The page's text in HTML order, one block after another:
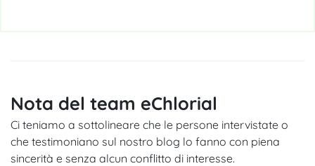
Nota del team eChlorial
Ci teniamo a sottolineare che le persone intervistate o
che testimoniano sul nostro blog lo fanno con piena
sincerità e senza alcun conflitto di interesse.